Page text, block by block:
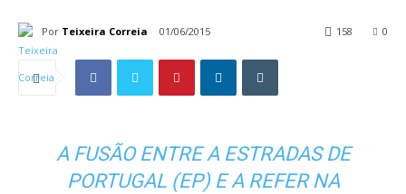
Por Teixeira Correia 01/06/2015 0
158
A FUSÃO ENTRE A ESTRADAS DE
PORTUGAL (EP) E A REFER NA